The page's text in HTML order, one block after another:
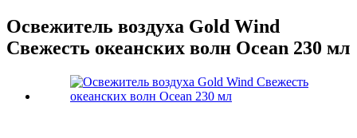
Освежитель воздуха Gold Wind
Свежесть океанских волн Ocean 230 мл